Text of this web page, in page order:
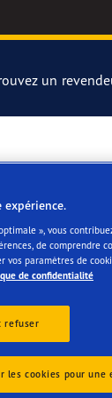
un
», vous
de comprendre
vos paramètres de
de confidentialité
refuser
les cookies pour une